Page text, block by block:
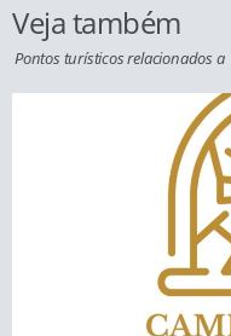
Veja também
Pontos turísticos relacionados a